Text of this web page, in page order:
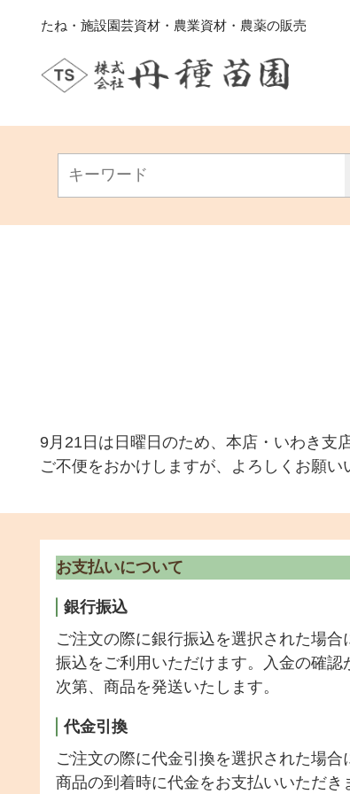
たね・施設園芸資材・農業資材・農薬の販売
9月21日は日曜日のため、本店・いわき支
ご不便をおかけしますが、よろしくお願い
お支払いについて
銀行振込
ご注文の際に銀行振込を選択された場合
振込をご利用いただけます。入金の確認
次第、商品を発送いたします。
代金引換
ご注文の際に代金引換を選択された場合
商品の到着時に代金をお支払いいただき